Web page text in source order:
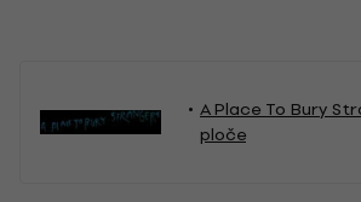
A Place To Bury
ploče